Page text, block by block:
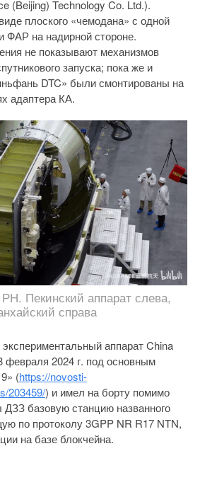
(Beijing) Technology Co. Ltd.).
плоского «чемодана» с одной
ФАР на надирной стороне.
не показывают механизмов
запуска; пока же и
DTC» были смонтированы на
адаптера КА.
Пекинский аппарат слева,
справа
аппарат China
2024 г. под основным
(https://novosti-
203459/) и имел на борту помимо
ДЗЗ базовую станцию названного
по протоколу 3GPP NR R17 NTN,
на базе блокчейна.